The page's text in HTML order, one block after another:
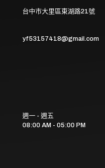
台中市大里區東湖路21號
yf53157418@gmail.com
週一 - 週五
08:00 AM - 05:00 PM